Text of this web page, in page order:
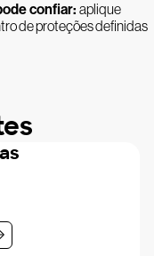
confiar: aplique
de proteções definidas